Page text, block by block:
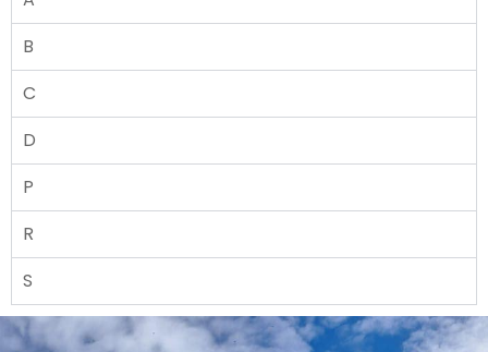
B
C
D
P
R
S